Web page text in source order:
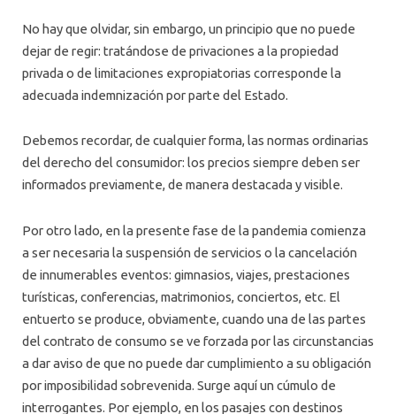
No hay que olvidar, sin embargo, un principio que no puede
dejar de regir: tratándose de privaciones a la propiedad
privada o de limitaciones expropiatorias corresponde la
adecuada indemnización por parte del Estado.
Debemos recordar, de cualquier forma, las normas ordinarias
del derecho del consumidor: los precios siempre deben ser
informados previamente, de manera destacada y visible.
Por otro lado, en la presente fase de la pandemia comienza
a ser necesaria la suspensión de servicios o la cancelación
de innumerables eventos: gimnasios, viajes, prestaciones
turísticas, conferencias, matrimonios, conciertos, etc. El
entuerto se produce, obviamente, cuando una de las partes
del contrato de consumo se ve forzada por las circunstancias
a dar aviso de que no puede dar cumplimiento a su obligación
por imposibilidad sobrevenida. Surge aquí un cúmulo de
interrogantes. Por ejemplo, en los pasajes con destinos